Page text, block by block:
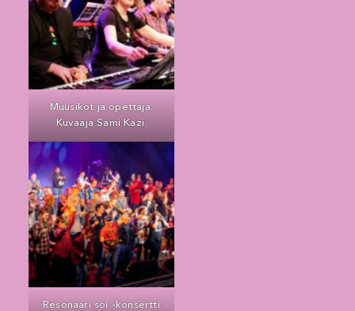
Muusikot ja opettaja.
Kuvaaja Sami Kazi.
Resonaari soi -konsertti